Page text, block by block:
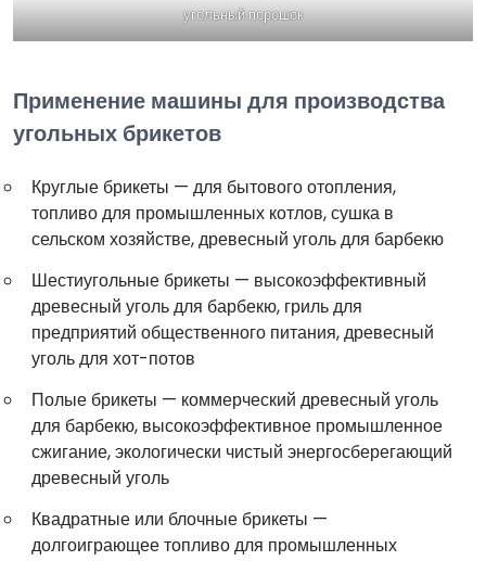
угольный порошок
Применение машины для производства
угольных брикетов
Круглые брикеты — для бытового отопления,
топливо для промышленных котлов, сушка в
сельском хозяйстве, древесный уголь для барбекю
Шестиугольные брикеты — высокоэффективный
древесный уголь для барбекю, гриль для
предприятий общественного питания, древесный
уголь для хот-потов
Полые брикеты — коммерческий древесный уголь
для барбекю, высокоэффективное промышленное
сжигание, экологически чистый энергосберегающий
древесный уголь
Квадратные или блочные брикеты —
долгоиграющее топливо для промышленных